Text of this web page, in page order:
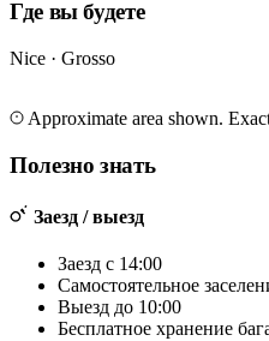
Где вы будете
Nice · Grosso
+
−
Approximate area shown.
Полезно знать
Заезд / выезд
Заезд с 14:00
Самостоятельное
Выезд до 10:00
Бесплатное хранение